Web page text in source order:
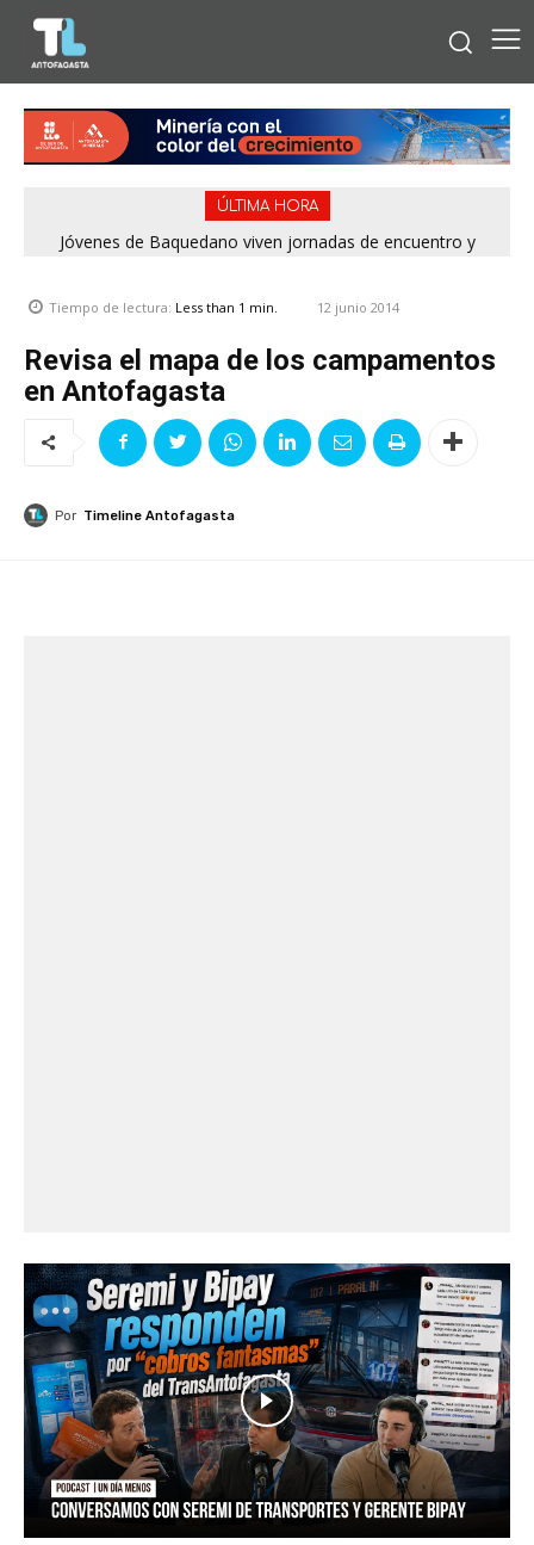
ÚLTIMA HORA
Jóvenes de Baquedano viven jornadas de encuentro y
Tiempo de lectura: Less than 1 min. 12 junio 2014
Revisa el mapa de los campamentos
en Antofagasta
Por Timeline Antofagasta